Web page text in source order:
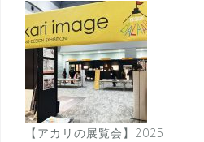
【アカリの展覧会】2025